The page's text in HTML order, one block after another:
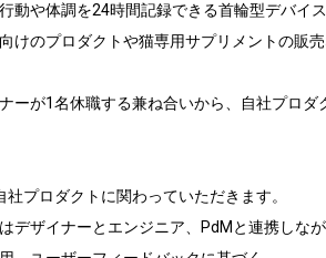
動や体調を24時間記録できる首輪型デバイ
けのプロダクトや猫専用サプリメントの販
ーが1名休職する兼ね合いから、自社プロダ
社プロダクトに関わっていただきます。
デザイナーとエンジニア、PdMと連携しな